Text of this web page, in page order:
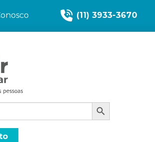
(11) 3933-3670
Search Button